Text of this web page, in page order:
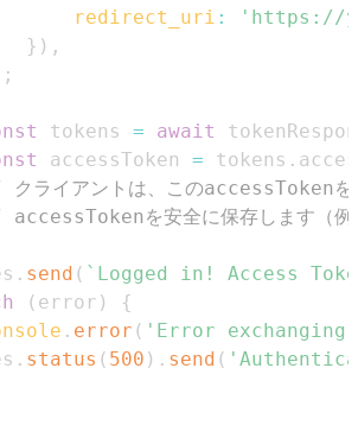
redirect_uri :
'https://
} ) ,
;
tokens = await
accessToken = tokens .
ライアントは、このaccessTokenを
を安全に保存します（
. send ( ` Logged in! Access
( error )
{
. error ( 'Error
. status ( 500 ) . send (